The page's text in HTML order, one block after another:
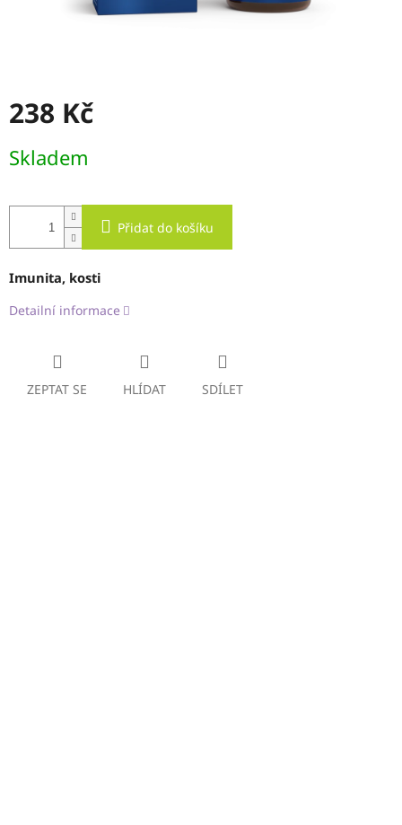
238 Kč
cena:
Skladem
Přidat do košíku
Imunita, kosti
Detailní informace
ZEPTAT SE HLÍDAT SDÍLET